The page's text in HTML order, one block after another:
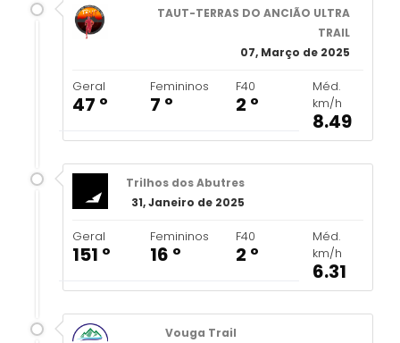
TAUT-TERRAS DO ANCIÃO ULTRA
TRAIL
07, Março de 2025
Geral
47 º
Femininos
7 º
F40
2 º
Méd.
km/h
8.49
Trilhos dos Abutres
31, Janeiro de 2025
Geral
151 º
Femininos
16 º
F40
2 º
Méd.
km/h
6.31
Vouga Trail